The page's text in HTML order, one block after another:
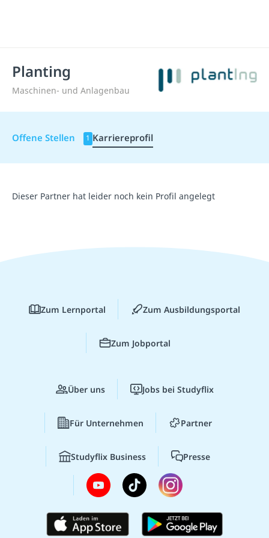
Planting
Maschinen- und Anlagenbau
Offene Stellen 1 Karriereprofil
Dieser Partner hat leider noch kein Profil angelegt
Zum Lernportal Zum Ausbildungsportal
Zum Jobportal
Über uns Jobs bei Studyflix
Für Unternehmen Partner
Studyflix Business Presse